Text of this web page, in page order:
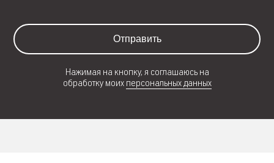
Отправить
Нажимая на кнопку, я соглашаюсь на
обработку моих персональных данных